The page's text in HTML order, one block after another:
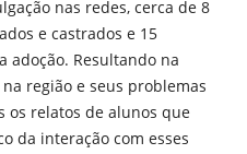
nas redes, cerca de 8
e castrados e 15
adoção. Resultando na
região e seus problemas
os relatos de alunos que
da interação com esses